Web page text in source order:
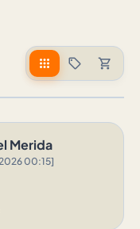
apps sell shopping_cart
Merida
00:15]